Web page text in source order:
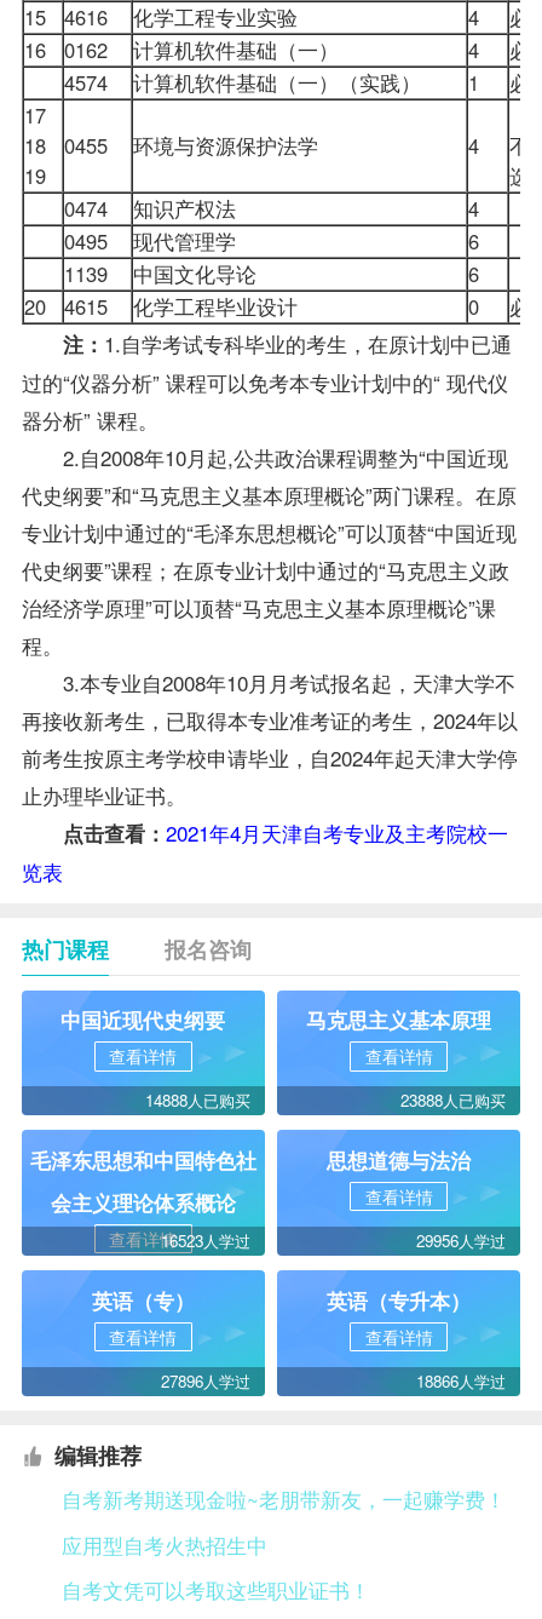
15
4616 化学工程专业实验 4
必
16
0162 计算机软件基础（一） 4
必
4574
计算机软件基础（一）（实践） 1
必
17
18
19
0455 环境与资源保护法学 4
不
选
0474
知识产权法
4
0495
现代管理学
6
1139
中国文化导论
6
20
4615 化学工程毕业设计 0
必
注： 1.自学考试专科毕业的考生，在原计划中已通
过的“仪器分析” 课程可以免考本专业计划中的“ 现代仪
器分析” 课程。
2.自2008年10月起,公共政治课程调整为“中国近现
代史纲要”和“马克思主义基本原理概论”两门课程。在原
专业计划中通过的“毛泽东思想概论”可以顶替“中国近现
代史纲要”课程；在原专业计划中通过的“马克思主义政
治经济学原理”可以顶替“马克思主义基本原理概论”课
程。
3.本专业自2008年10月月考试报名起，天津大学不
再接收新考生，已取得本专业准考证的考生，2024年以
前考生按原主考学校申请毕业，自2024年起天津大学停
止办理毕业证书。
点击查看： 2021年4月天津自考专业及主考院校一
览表
热门课程 报名咨询
中国近现代史纲要
查看详情
14888人已购买
马克思主义基本原理
查看详情
23888人已购买
毛泽东思想和中国特色社
会主义理论体系概论
查看详情16523人学过
思想道德与法治
查看详情
29956人学过
英语（专）
查看详情
27896人学过
英语（专升本）
查看详情
18866人学过
编辑推荐
自考新考期送现金啦~老朋带新友，一起赚学费！
应用型自考火热招生中
自考文凭可以考取这些职业证书！